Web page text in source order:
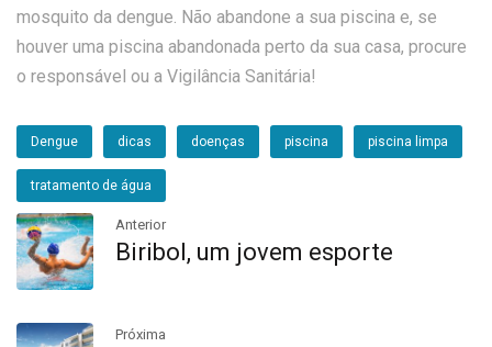
mosquito da dengue. Não abandone a sua piscina e, se
houver uma piscina abandonada perto da sua casa, procure
o responsável ou a Vigilância Sanitária!
Dengue dicas doenças piscina piscina limpa
tratamento de água
Anterior
Biribol, um jovem esporte
Próxima